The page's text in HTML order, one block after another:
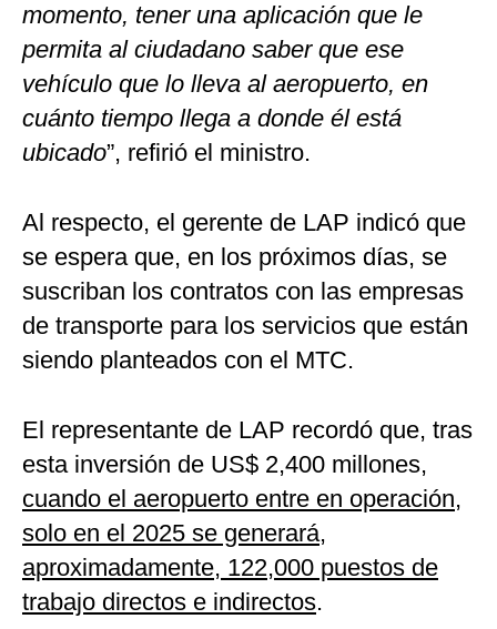
momento, tener una aplicación que le
permita al ciudadano saber que ese
vehículo que lo lleva al aeropuerto, en
cuánto tiempo llega a donde él está
ubicado”, refirió el ministro.
Al respecto, el gerente de LAP indicó que
se espera que, en los próximos días, se
suscriban los contratos con las empresas
de transporte para los servicios que están
siendo planteados con el MTC.
El representante de LAP recordó que, tras
esta inversión de US$ 2,400 millones,
cuando el aeropuerto entre en operación,
solo en el 2025 se generará,
aproximadamente, 122,000 puestos de
trabajo directos e indirectos.